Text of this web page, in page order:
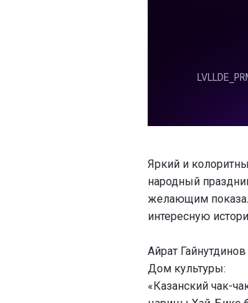
Яркий и
народный
желающим
интересную
Айрат
Дом культуры:
«Казанский чак-